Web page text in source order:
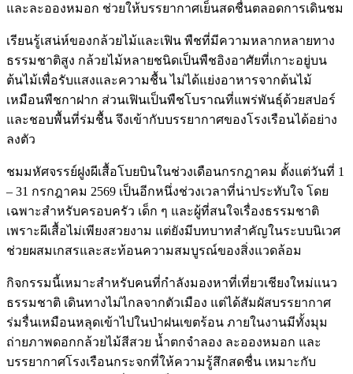
และละอองหมอก ช่วยให้บรรยากาศเย็นสดชื่นตลอดการเดินชม
เรียนรู้เสน่ห์ของกล้วยไม้และเฟิน พืชที่มีความหลากหลายทาง
ธรรมชาติสูง กล้วยไม้หลายชนิดเป็นพืชอิงอาศัยที่เกาะอยู่บน
ต้นไม้เพื่อรับแสงและความชื้น ไม่ได้แย่งอาหารจากต้นไม้
เหมือนพืชกาฝาก ส่วนเฟินเป็นพืชโบราณที่แพร่พันธุ์ด้วยสปอร์
และชอบพื้นที่ร่มชื้น จึงเข้ากับบรรยากาศของโรงเรือนได้อย่าง
ลงตัว
ชมมหัศจรรย์ฝูงผีเสื้อโบยบินในช่วงเดือนกรกฎาคม ตั้งแต่วันที่ 1
– 31 กรกฎาคม 2569 เป็นอีกหนึ่งช่วงเวลาที่น่าประทับใจ โดย
เฉพาะสำหรับครอบครัว เด็ก ๆ และผู้ที่สนใจเรื่องธรรมชาติ
เพราะผีเสื้อไม่เพียงสวยงาม แต่ยังมีบทบาทสำคัญในระบบนิเวศ
ช่วยผสมเกสรและสะท้อนความสมบูรณ์ของสิ่งแวดล้อม
กิจกรรมนี้เหมาะสำหรับคนที่กำลังมองหาที่เที่ยวเชียงใหม่แนว
ธรรมชาติ เดินทางไม่ไกลจากตัวเมือง แต่ได้สัมผัสบรรยากาศ
ร่มรื่นเหมือนหลุดเข้าไปในป่าฝนเขตร้อน ภายในงานมีทั้งมุม
ถ่ายภาพดอกกล้วยไม้สีสวย น้ำตกจำลอง ละอองหมอก และ
บรรยากาศโรงเรือนกระจกที่ให้ความรู้สึกสดชื่น เหมาะกับ